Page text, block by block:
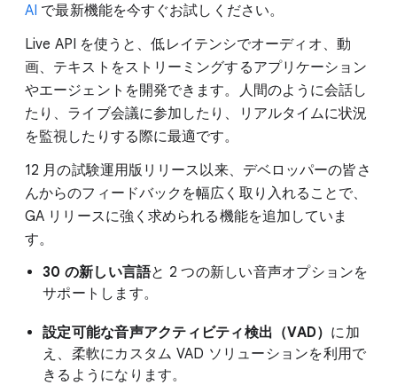
AI で最新機能を今すぐお試しください。
Live API を使うと、低レイテンシでオーディオ、動
画、テキストをストリーミングするアプリケーション
やエージェントを開発できます。人間のように会話し
たり、ライブ会議に参加したり、リアルタイムに状況
を監視したりする際に最適です。
12 月の試験運用版リリース以来、デベロッパーの皆さ
んからのフィードバックを幅広く取り入れることで、
GA リリースに強く求められる機能を追加していま
す。
30 の新しい言語と 2 つの新しい音声オプションを
サポートします。
設定可能な音声アクティビティ検出（VAD） に加
え、柔軟にカスタム VAD ソリューションを利用で
きるようになります。